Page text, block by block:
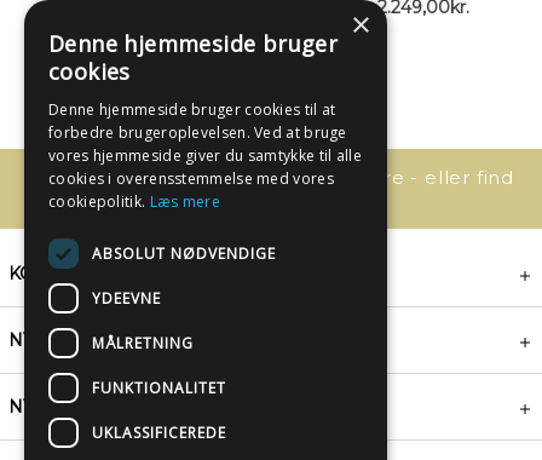
89,00kr. – 2.249,00kr.
Har du spørgsmål, så kontakt os bare - eller find
svaret her:
KONTAKT
NYHEDSBREV
NYTTIGE LINKS
×
Denne hjemmeside bruger
cookies
Denne hjemmeside bruger cookies til at
forbedre brugeroplevelsen. Ved at bruge
vores hjemmeside giver du samtykke til alle
cookies i overensstemmelse med vores
cookiepolitik. Læs mere
ABSOLUT NØDVENDIGE
YDEEVNE
MÅLRETNING
FUNKTIONALITET
UKLASSIFICEREDE